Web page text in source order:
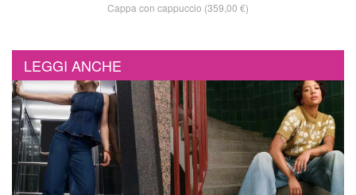
Cappa con cappuccio (359,00 €)
LEGGI ANCHE